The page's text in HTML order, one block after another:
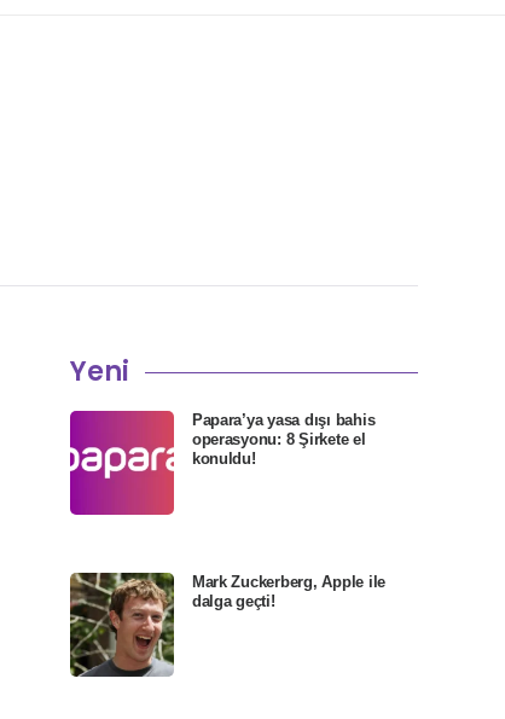
Yeni
Papara’ya yasa dışı bahis
operasyonu: 8 Şirkete el
konuldu!
Mark Zuckerberg, Apple ile
dalga geçti!